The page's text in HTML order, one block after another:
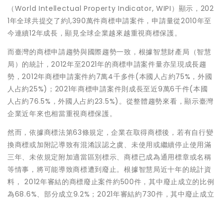
（World Intellectual Property Indicator, WIPI）顯示，202
1年全球共提交了約1,390萬件商標申請案件，申請量從2010年至
今連續12年成長，顯見全球企業越來越重視商標保護。
而臺灣的商標申請趨勢與國際趨勢一致，根據智慧財產局（智慧
局）的統計，2012年至2021年的商標申請案件量亦呈現成長趨
勢，2012年商標申請案件約7萬4千多件(本國人占約75%，外國
人占約25%)；2021年商標申請案件則成長至近9萬6千件(本國
人占約76.5%，外國人占約23.5%)。從整體趨勢來看，顯示臺灣
企業近年來也相當重視商標保護。
然而，依據商標法第63條規定，企業在取得商標後，若有自行變
換商標或加附記導致有混淆誤認之虞、未使用或繼續停止使用滿
三年、未依規定附加適當區別標示、商標已成為通用標章或名稱
等情事，將可能導致商標遭到廢止。根據智慧局近十年的統計資
料， 2012年審結的商標廢止案件約500件，其中廢止成立的比例
為68.6%、部分成立9.2%；2021年審結約730件，其中廢止成立